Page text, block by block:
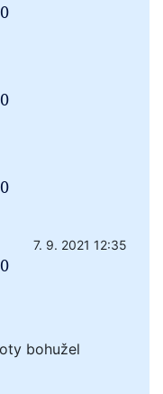
7. 9. 2021 12:35
bohužel